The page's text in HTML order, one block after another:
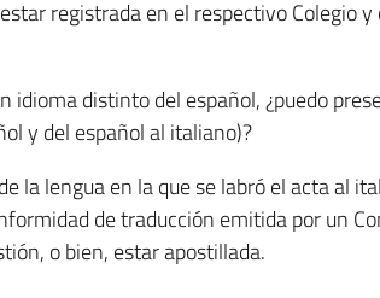
registrada en el respectivo Colegio
idioma distinto del español, ¿puedo
y del español al italiano)?
la lengua en la que se labró el acta al
de traducción emitida por un
o bien, estar apostillada.